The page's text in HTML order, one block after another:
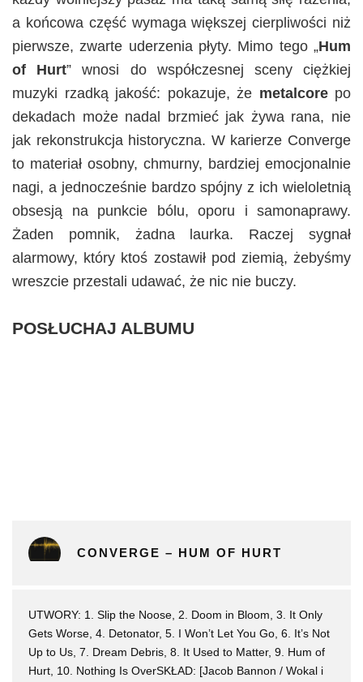
a końcowa część wymaga większej cierpliwości niż
pierwsze, zwarte uderzenia płyty. Mimo tego „Hum
of Hurt” wnosi do współczesnej sceny ciężkiej
muzyki rzadką jakość: pokazuje, że metalcorepo
dekadach może nadal brzmieć jak żywa rana, nie
jak rekonstrukcja historyczna. W karierze Converge
to materiał osobny, chmurny, bardziej emocjonalnie
nagi, a jednocześnie bardzo spójny z ich wieloletnią
obsesją na punkcie bólu, oporu i samonaprawy.
Żaden pomnik, żadna laurka. Raczej sygnał
alarmowy, który ktoś zostawił pod ziemią, żebyśmy
wreszcie przestali udawać, że nic nie buczy.
POSŁUCHAJ ALBUMU
CONVERGE – HUM OF HURT
UTWORY: 1. Slip the Noose, 2. Doom in Bloom, 3. It Only
Gets Worse, 4. Detonator, 5. I Won’t Let You Go, 6. It’s Not
Up to Us, 7. Dream Debris, 8. It Used to Matter, 9. Hum of
Hurt, 10. Nothing Is OverSKŁAD: [Jacob Bannon / Wokal i